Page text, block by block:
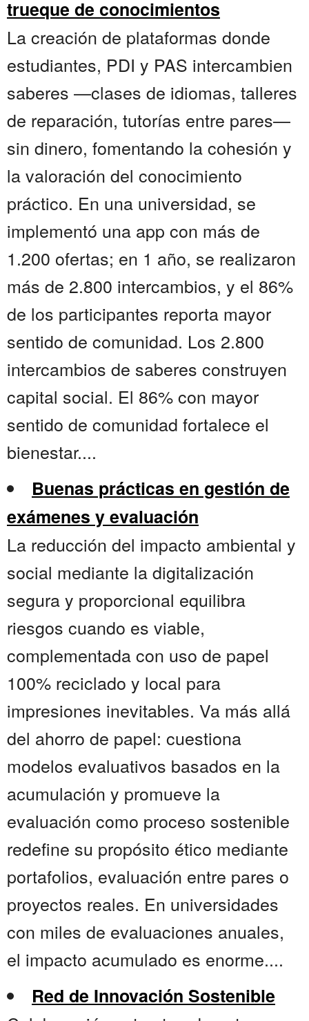
trueque de conocimientos
La creación de plataformas donde
estudiantes, PDI y PAS intercambien
saberes —clases de idiomas, talleres
de reparación, tutorías entre pares—
sin dinero, fomentando la cohesión y
la valoración del conocimiento
práctico. En una universidad, se
implementó una app con más de
1.200 ofertas; en 1 año, se realizaron
más de 2.800 intercambios, y el 86%
de los participantes reporta mayor
sentido de comunidad. Los 2.800
intercambios de saberes construyen
capital social. El 86% con mayor
sentido de comunidad fortalece el
bienestar....
Buenas prácticas en gestión de
exámenes y evaluación
La reducción del impacto ambiental y
social mediante la digitalización
segura y proporcional equilibra
riesgos cuando es viable,
complementada con uso de papel
100% reciclado y local para
impresiones inevitables. Va más allá
del ahorro de papel: cuestiona
modelos evaluativos basados en la
acumulación y promueve la
evaluación como proceso sostenible
redefine su propósito ético mediante
portafolios, evaluación entre pares o
proyectos reales. En universidades
con miles de evaluaciones anuales,
el impacto acumulado es enorme....
Red de Innovación Sostenible